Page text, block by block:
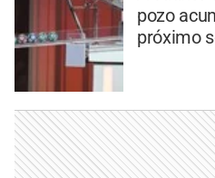
pozo
próximo